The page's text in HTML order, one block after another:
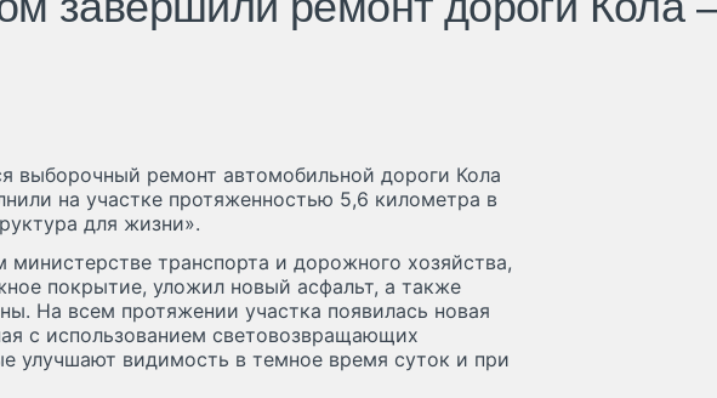
выборочный ремонт автомобильной дороги Кола
на участке протяженностью 5,6 километра в
для жизни».
транспорта и дорожного хозяйства,
покрытие, уложил новый асфальт, а также
На всем протяжении участка появилась новая
с использованием световозвращающих
улучшают видимость в темное время суток и при